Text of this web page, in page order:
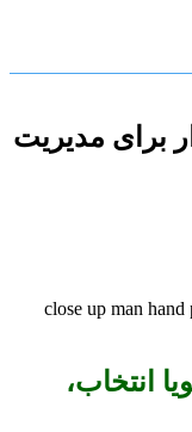
برای مدیریت
انتخاب،